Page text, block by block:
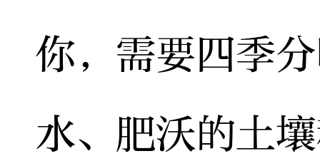
你，需要四季
水、肥沃的土